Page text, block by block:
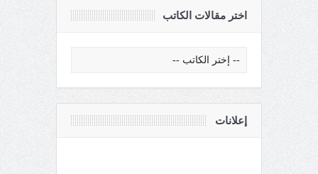
اختر مقالات الكاتب
إعلانات